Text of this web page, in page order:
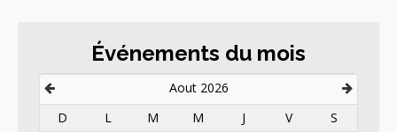
Événements du mois
Aout 2026
D
L M M J V
S